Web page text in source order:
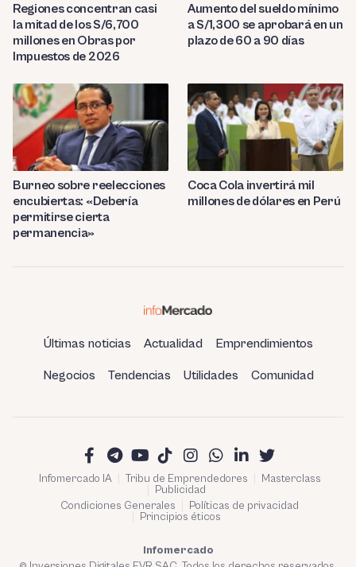
Regiones concentran casi
la mitad de los S/6,700
millones en Obras por
Impuestos de 2026
Aumento del sueldo mínimo
a S/1,300 se aprobará en un
plazo de 60 a 90 días
Burneo sobre reelecciones
encubiertas: «Debería
permitirse cierta
permanencia»
Coca Cola invertirá mil
millones de dólares en Perú
Últimas noticias Actualidad Emprendimientos
Negocios Tendencias Utilidades Comunidad
Infomercado IA Tribu de Emprendedores
Masterclass
Publicidad
Condiciones Generales
Políticas de privacidad
Principios éticos
Infomercado